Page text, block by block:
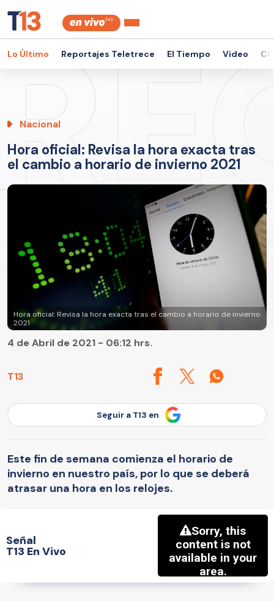
Lo Último Reportajes Teletrece El Tiempo Video
Nacional
Hora oficial: Revisa la hora exacta tras
el cambio a horario de invierno 2021
Hora oficial: Revisa la hora exacta tras el cambio a horario de invierno
2021
T13
4 de Abril de 2021 - 06:12 hrs.
Seguir a T13 en
Este fin de semana comienza el horario de
invierno en nuestro país, por lo que se deberá
atrasar una hora en los relojes.
Señal
T13 En Vivo